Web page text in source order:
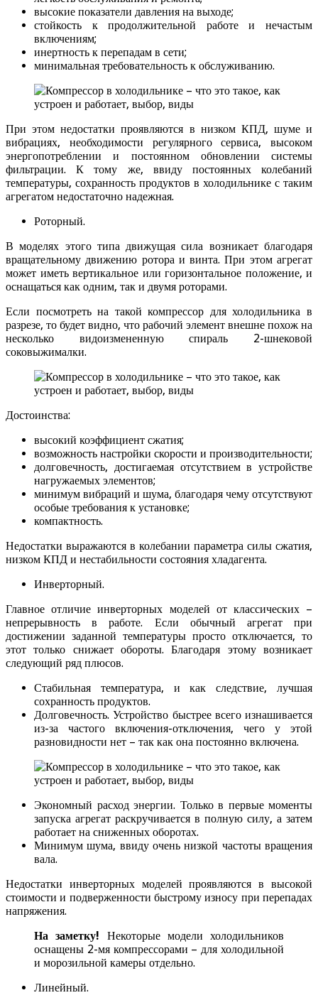
высокие показатели давления на выходе;
стойкость к продолжительной работе и нечастым
включениям;
инертность к перепадам в сети;
минимальная требовательность к обслуживанию.
При этом недостатки проявляются в низком КПД, шуме и
вибрациях, необходимости регулярного сервиса, высоком
энергопотреблении и постоянном обновлении системы
фильтрации. К тому же, ввиду постоянных колебаний
температуры, сохранность продуктов в холодильнике с таким
агрегатом недостаточно надежная.
Роторный.
В моделях этого типа движущая сила возникает благодаря
вращательному движению ротора и винта. При этом агрегат
может иметь вертикальное или горизонтальное положение, и
оснащаться как одним, так и двумя роторами.
Если посмотреть на такой компрессор для холодильника в
разрезе, то будет видно, что рабочий элемент внешне похож на
несколько видоизмененную спираль 2-шнековой
соковыжималки.
Достоинства:
высокий коэффициент сжатия;
возможность настройки скорости и производительности;
долговечность, достигаемая отсутствием в устройстве
нагружаемых элементов;
минимум вибраций и шума, благодаря чему отсутствуют
особые требования к установке;
компактность.
Недостатки выражаются в колебании параметра силы сжатия,
низком КПД и нестабильности состояния хладагента.
Инверторный.
Главное отличие инверторных моделей от классических –
непрерывность в работе. Если обычный агрегат при
достижении заданной температуры просто отключается, то
этот только снижает обороты. Благодаря этому возникает
следующий ряд плюсов.
Стабильная температура, и как следствие, лучшая
сохранность продуктов.
Долговечность. Устройство быстрее всего изнашивается
из-за частого включения-отключения, чего у этой
разновидности нет – так как она постоянно включена.
Экономный расход энергии. Только в первые моменты
запуска агрегат раскручивается в полную силу, а затем
работает на сниженных оборотах.
Минимум шума, ввиду очень низкой частоты вращения
вала.
Недостатки инверторных моделей проявляются в высокой
стоимости и подверженности быстрому износу при перепадах
напряжения.
На заметку! Некоторые модели холодильников
оснащены 2-мя компрессорами – для холодильной
и морозильной камеры отдельно.
Линейный.